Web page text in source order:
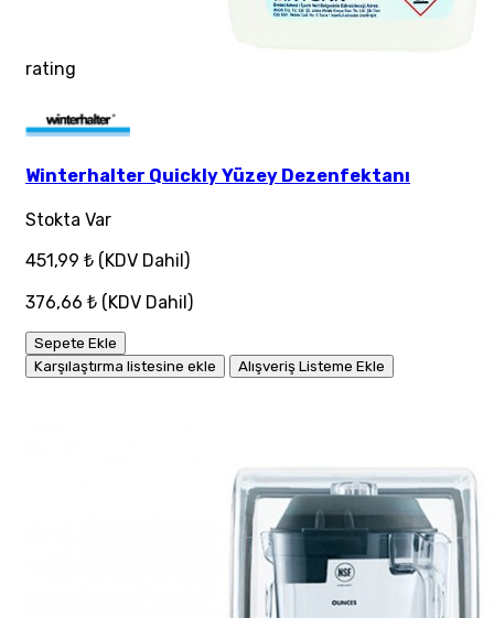
rating
Winterhalter Quickly Yüzey Dezenfektanı
Stokta Var
451,99 ₺ (KDV Dahil)
376,66 ₺ (KDV Dahil)
Sepete Ekle
Karşılaştırma listesine ekle
Alışveriş Listeme Ekle